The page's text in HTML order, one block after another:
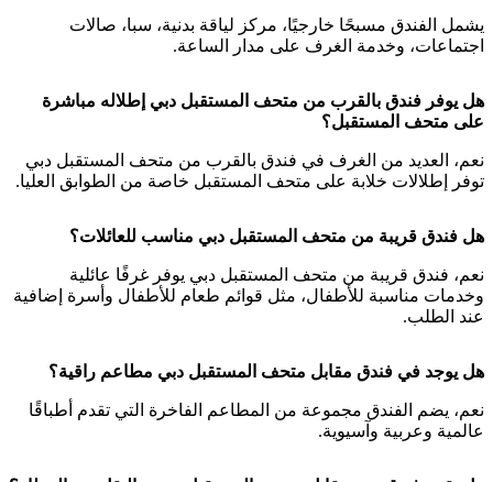
يشمل الفندق مسبحًا خارجيًا، مركز لياقة بدنية، سبا، صالات
اجتماعات، وخدمة الغرف على مدار الساعة.
هل يوفر فندق بالقرب من متحف المستقبل دبي إطلاله مباشرة
على متحف المستقبل؟
نعم، العديد من الغرف في فندق بالقرب من متحف المستقبل دبي
توفر إطلالات خلابة على متحف المستقبل خاصة من الطوابق العليا.
هل فندق قريبة من متحف المستقبل دبي مناسب للعائلات؟
نعم، فندق قريبة من متحف المستقبل دبي يوفر غرفًا عائلية
وخدمات مناسبة للأطفال، مثل قوائم طعام للأطفال وأسرة إضافية
عند الطلب.
هل يوجد في فندق مقابل متحف المستقبل دبي مطاعم راقية؟
نعم، يضم الفندق مجموعة من المطاعم الفاخرة التي تقدم أطباقًا
عالمية وعربية وآسيوية.